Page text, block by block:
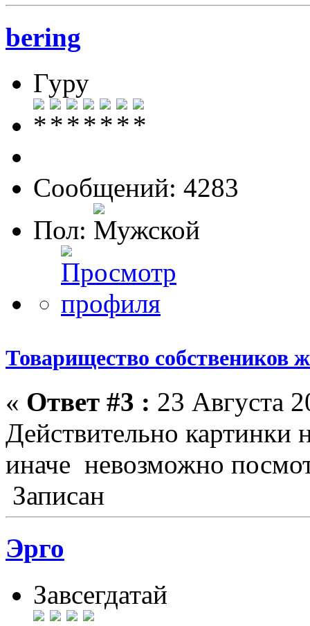
bering
Гуру
Сообщений: 4283
Пол:
Товарищество собствеников
« Ответ #3 : 23 Августа
Действительно картинки
иначе невозможно
Записан
Эрго
Завсегдатай